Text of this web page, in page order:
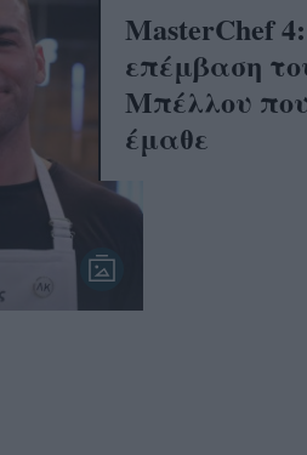
MasterChef
επέμβαση
Μπέλλου
έμαθε